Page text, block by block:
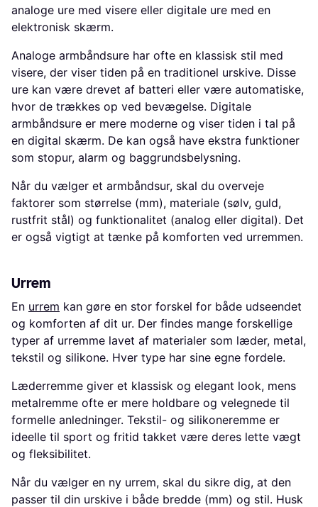
analoge ure med visere eller digitale ure med en
elektronisk skærm.
Analoge armbåndsure har ofte en klassisk stil med
visere, der viser tiden på en traditionel urskive. Disse
ure kan være drevet af batteri eller være automatiske,
hvor de trækkes op ved bevægelse. Digitale
armbåndsure er mere moderne og viser tiden i tal på
en digital skærm. De kan også have ekstra funktioner
som stopur, alarm og baggrundsbelysning.
Når du vælger et armbåndsur, skal du overveje
faktorer som størrelse (mm), materiale (sølv, guld,
rustfrit stål) og funktionalitet (analog eller digital). Det
er også vigtigt at tænke på komforten ved urremmen.
Urrem
En urrem kan gøre en stor forskel for både udseendet
og komforten af dit ur. Der findes mange forskellige
typer af urremme lavet af materialer som læder, metal,
tekstil og silikone. Hver type har sine egne fordele.
Læderremme giver et klassisk og elegant look, mens
metalremme ofte er mere holdbare og velegnede til
formelle anledninger. Tekstil- og silikoneremme er
ideelle til sport og fritid takket være deres lette vægt
og fleksibilitet.
Når du vælger en ny urrem, skal du sikre dig, at den
passer til din urskive i både bredde (mm) og stil. Husk